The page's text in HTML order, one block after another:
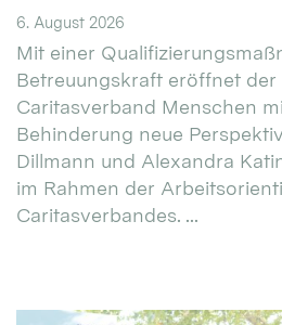
6. August 2026
Mit einer
Betreuungskraft eröffnet der
Caritasverband Menschen
Behinderung neue
Dillmann und Alexandra
im Rahmen der
Caritasverbandes. ...